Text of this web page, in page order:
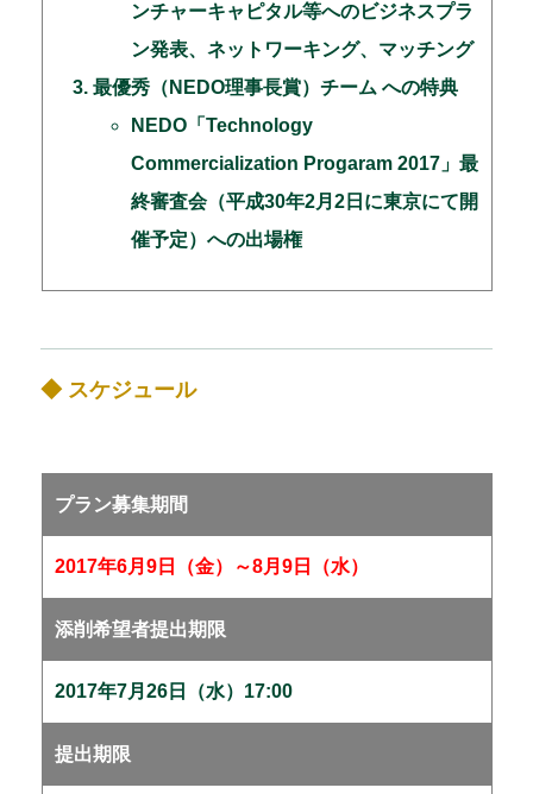
ンチャーキャピタル等へのビジネスプラ
ン発表、ネットワーキング、マッチング
最優秀（NEDO理事長賞）チーム への特典
NEDO「Technology
Commercialization Progaram 2017」最
終審査会（平成30年2月2日に東京にて開
催予定）への出場権
◆ スケジュール
プラン募集期間
2017年6月9日（金）～8月9日（水）
添削希望者提出期限
2017年7月26日（水）17:00
提出期限